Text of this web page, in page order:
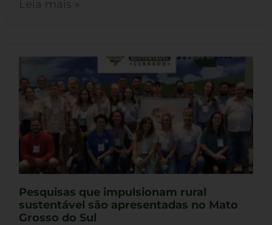
Leia mais »
Pesquisas que impulsionam rural
sustentável são apresentadas no Mato
Grosso do Sul